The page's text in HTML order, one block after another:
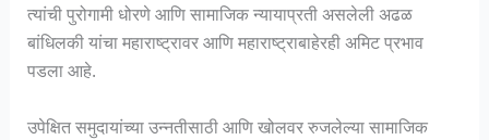
त्यांची पुरोगामी धोरणे आणि सामाजिक न्यायाप्रती असलेली अढळ
बांधिलकी यांचा महाराष्ट्रावर आणि महाराष्ट्राबाहेरही अमिट प्रभाव
पडला आहे.
उपेक्षित समुदायांच्या उन्नतीसाठी आणि खोलवर रुजलेल्या सामाजिक